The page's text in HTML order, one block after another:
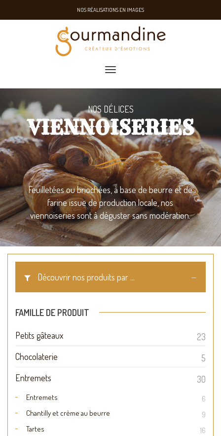
NOS RÉALISATIONS EN IMAGES
toggle navigation
NOS DÉLICES
VIENNOISERIES
Feuilletées ou briochées, à base de beurre et de
farine issue de production locale, nos
viennoiseries sont à déguster sans modération.
Découvrir nos produits par ...
FAMILLE DE PRODUIT
Petits gâteaux
23
Chocolaterie
5
Entremets
30
Entremets
6
Chantilly et crème au beurre
9
Tartes
16